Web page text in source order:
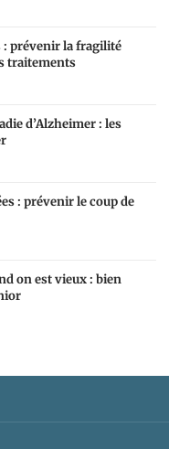
: prévenir la fragilité
traitements
d’Alzheimer : les
: prévenir le coup de
on est vieux : bien